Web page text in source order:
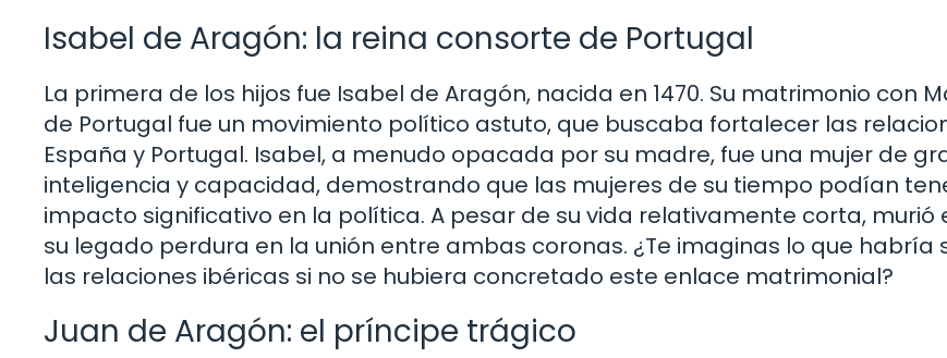
Isabel de Aragón: la reina consorte de Portugal
La primera de los hijos fue Isabel de Aragón, nacida en 1470. Su matrimonio con
de Portugal fue un movimiento político astuto, que buscaba fortalecer las
España y Portugal. Isabel, a menudo opacada por su madre, fue una mujer de
inteligencia y capacidad, demostrando que las mujeres de su tiempo podían
impacto significativo en la política. A pesar de su vida relativamente corta, murió
su legado perdura en la unión entre ambas coronas. ¿Te imaginas lo que habría
las relaciones ibéricas si no se hubiera concretado este enlace matrimonial?
Juan de Aragón: el príncipe trágico